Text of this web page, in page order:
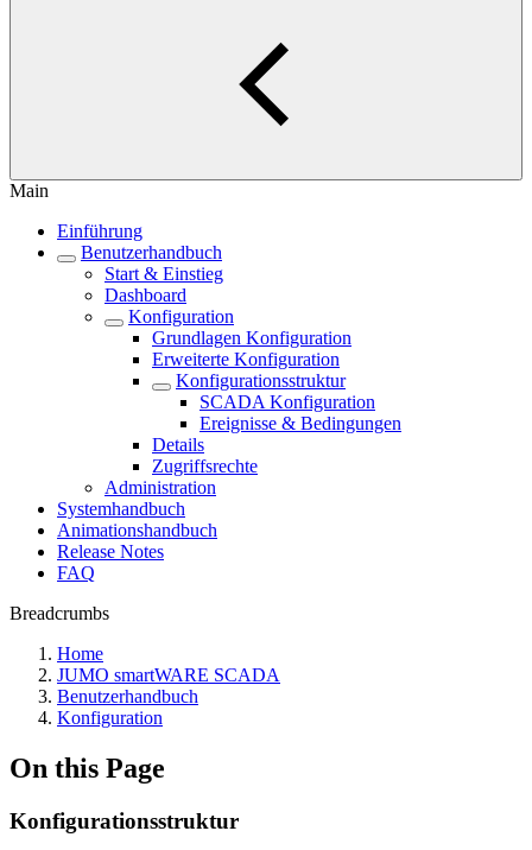
Main
Einführung
Benutzerhandbuch
Start & Einstieg
Dashboard
Konfiguration
Grundlagen Konfiguration
Erweiterte Konfiguration
Konfigurationsstruktur
SCADA Konfiguration
Ereignisse & Bedingungen
Details
Zugriffsrechte
Administration
Systemhandbuch
Animationshandbuch
Release Notes
FAQ
Breadcrumbs
Home
JUMO smartWARE SCADA
Benutzerhandbuch
Konfiguration
On this Page
Konfigurationsstruktur